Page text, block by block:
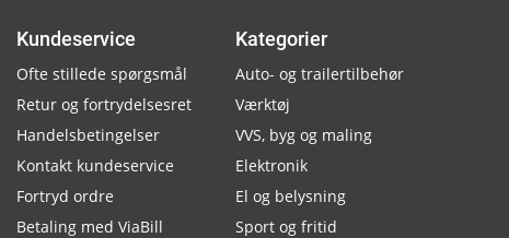
Kundeservice
Ofte stillede spørgsmål
Retur og fortrydelsesret
Handelsbetingelser
Kontakt kundeservice
Fortryd ordre
Betaling med ViaBill
Kategorier
Auto- og trailertilbehør
Værktøj
VVS, byg og maling
Elektronik
El og belysning
Sport og fritid